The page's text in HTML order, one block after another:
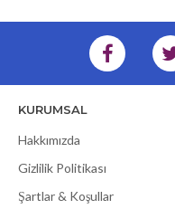
KURUMSAL
Hakkımızda
Gizlilik Politikası
Şartlar & Koşullar